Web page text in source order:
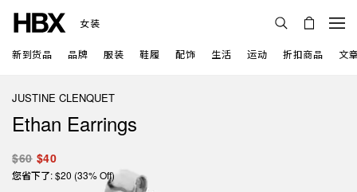
女装
新到货品 品牌 服装 鞋履 配饰 生活 运动 折扣商品 文
JUSTINE CLENQUET
Ethan Earrings
$60 $40
您省下了: $20 (33% Off)